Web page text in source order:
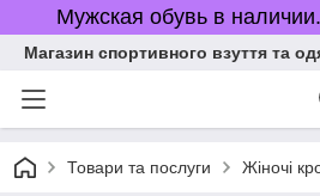
Мужская обувь в
Магазин спортивного взуття та
Товари та послуги Жіночі